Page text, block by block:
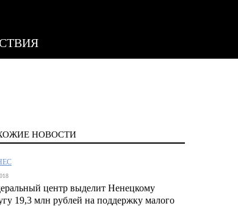
НОВОСТИ
центр выделит Ненецкому
19,3 млн рублей на поддержку малого